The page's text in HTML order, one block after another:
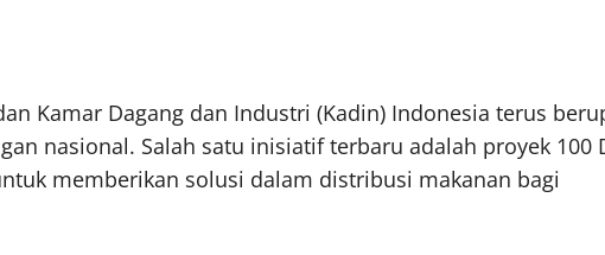
Kamar Dagang dan Industri (Kadin) Indonesia terus
nasional. Salah satu inisiatif terbaru adalah proyek 100
memberikan solusi dalam distribusi makanan bagi